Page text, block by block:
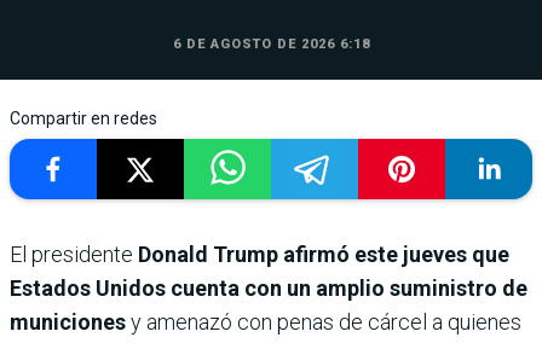
6 DE AGOSTO DE 2026 6:18
Compartir en redes
El presidente Donald Trump afirmó este jueves que
Estados Unidos cuenta con un amplio suministro de
municionesy amenazó con penas de cárcel a quienes